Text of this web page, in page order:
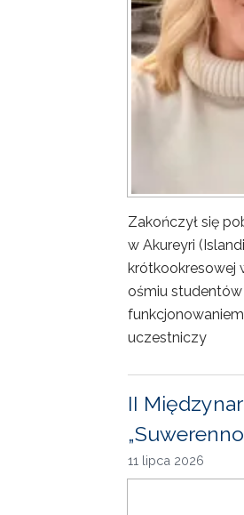
Zakończył się
w Akureyri
krótkookresowej
ośmiu
uczestniczy
II
11 lipca 2026